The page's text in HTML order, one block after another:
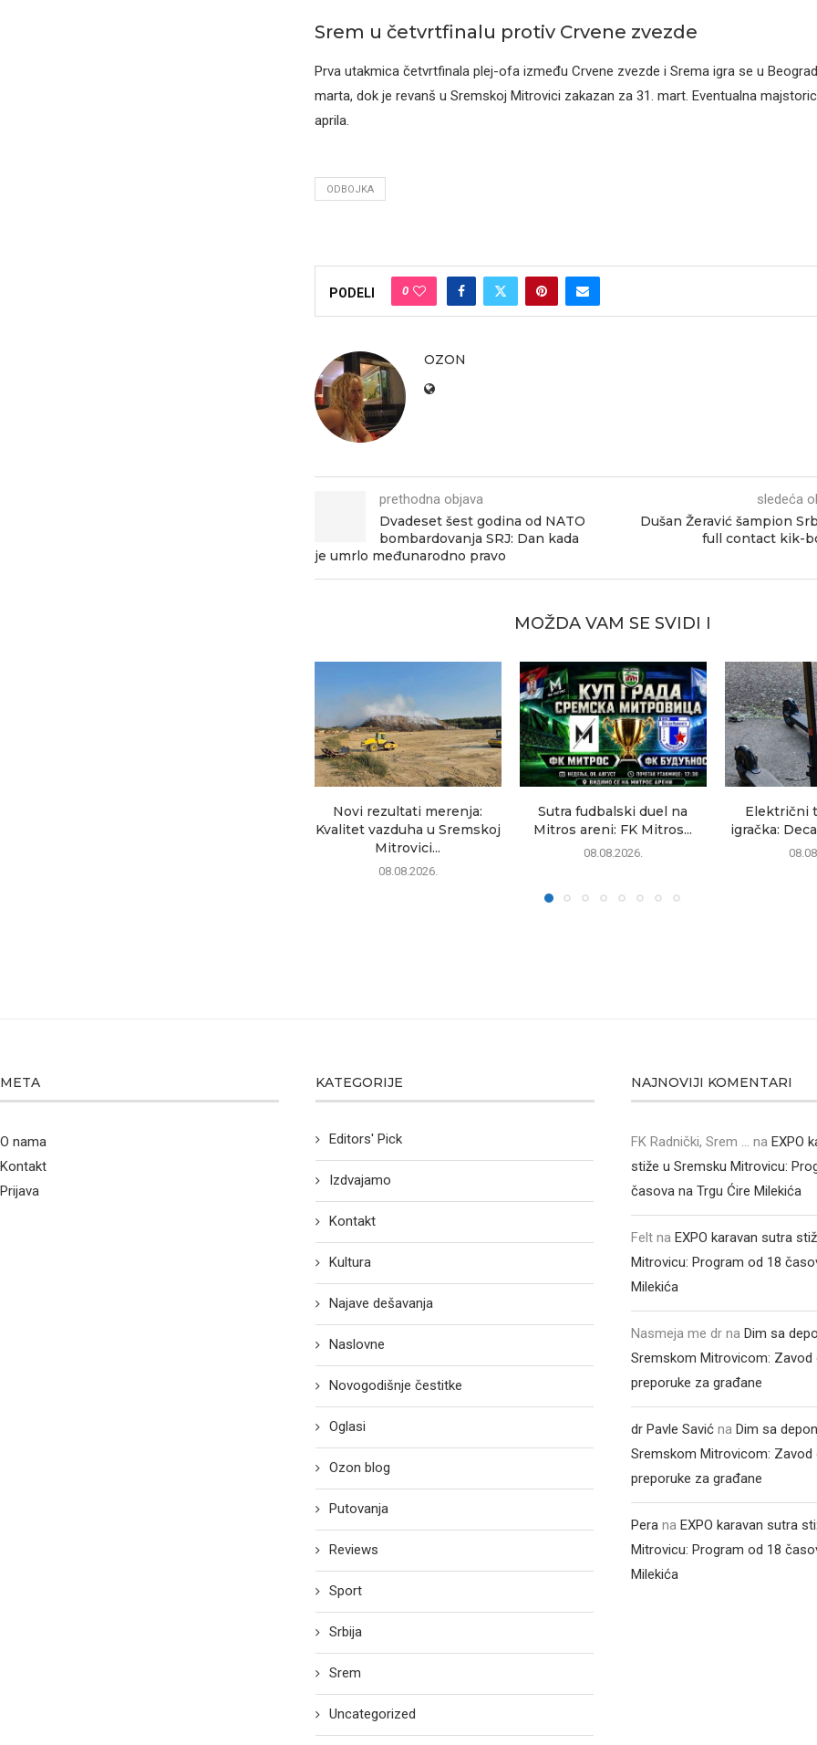
Srem u četvrtfinalu protiv Crvene zvezde
Prva utakmica četvrtfinala plej-ofa između Crvene zvezde i Srema igra se u
marta, dok je revanš u Sremskoj Mitrovici zakazan za 31. mart. Eventualna
aprila.
ODBOJKA
PODELI 0
OZON
prethodna objava
Dvadeset šest godina od NATO
bombardovanja SRJ: Dan kada
je umrlo međunarodno pravo
sledeća
Dušan Žeravić šampion
full contact kik-
MOŽDA VAM SE SVIDI I
Novi rezultati merenja:
Kvalitet vazduha u Sremskoj
Mitrovici...
08.08.2026.
Sutra fudbalski duel na
Mitros areni: FK Mitros...
08.08.2026.
Električni
igračka:
META
O nama
Kontakt
Prijava
KATEGORIJE
Editors' Pick
Izdvajamo
Kontakt
Kultura
Najave dešavanja
Naslovne
Novogodišnje čestitke
Oglasi
Ozon blog
Putovanja
Reviews
Sport
Srbija
Srem
Uncategorized
NAJNOVIJI KOMENTARI
FK Radnički, Srem ... na EXPO
stiže u Sremsku Mitrovicu:
časova na Trgu Ćire Milekića
Felt na EXPO karavan sutra
Mitrovicu: Program od 18
Milekića
Nasmeja me dr na Dim sa
Sremskom Mitrovicom: Zavod
preporuke za građane
dr Pavle Savić na Dim sa
Sremskom Mitrovicom: Zavod
preporuke za građane
Pera na EXPO karavan sutra
Mitrovicu: Program od 18
Milekića